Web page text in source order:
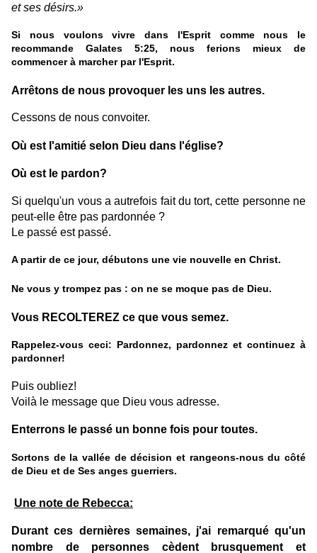
et ses désirs.»
Si nous voulons vivre dans l'Esprit comme nous le
recommande Galates 5:25, nous ferions mieux de
commencer à marcher par l'Esprit.
Arrêtons de nous provoquer les uns les autres.
Cessons de nous convoiter.
Où est l'amitié selon Dieu dans l'église?
Où est le pardon?
Si quelqu'un vous a autrefois fait du tort, cette personne ne
peut-elle être pas pardonnée ?
Le passé est passé.
A partir de ce jour, débutons une vie nouvelle en Christ.
Ne vous y trompez pas : on ne se moque pas de Dieu.
Vous RECOLTEREZ ce que vous semez.
Rappelez-vous ceci: Pardonnez, pardonnez et continuez à
pardonner!
Puis oubliez!
Voilà le message que Dieu vous adresse.
Enterrons le passé un bonne fois pour toutes.
Sortons de la vallée de décision et rangeons-nous du côté
de Dieu et de Ses anges guerriers.
Une note de Rebecca:
Durant ces dernières semaines, j'ai remarqué qu'un
nombre de personnes cèdent brusquement et